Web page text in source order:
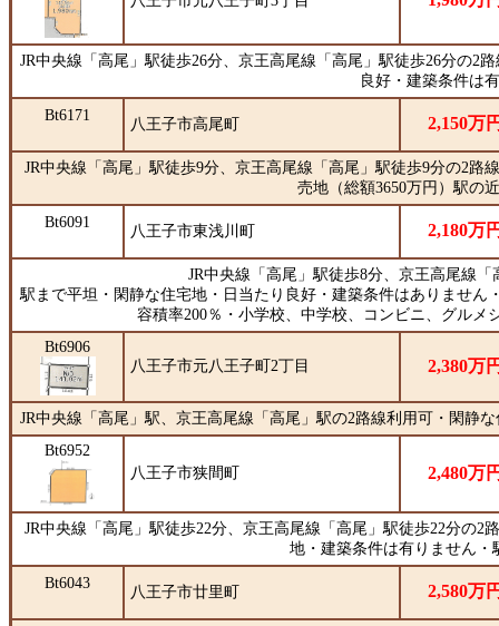
JR中央線「高尾」駅徒歩26分、京王高尾線「高尾」駅徒歩26分の2
良好・建築条件は
Bt6171
八王子市高尾町 2,150万
JR中央線「高尾」駅徒歩9分、京王高尾線「高尾」駅徒歩9分の2
売地（総額3650万円）駅の
Bt6091
八王子市東浅川町 2,180万
JR中央線「高尾」駅徒歩8分、京王高尾線
駅まで平坦・閑静な住宅地・日当たり良好・建築条件はありませ
容積率200％・小学校、中学校、コンビニ、グルメ
Bt6906
八王子市元八王子町2丁目
2,380万
JR中央線「高尾」駅、京王高尾線「高尾」駅の2路線利用可・閑静
Bt6952
八王子市狭間町
2,480万
JR中央線「高尾」駅徒歩22分、京王高尾線「高尾」駅徒歩22分の
地・建築条件は有りません・
Bt6043
八王子市廿里町 2,580万